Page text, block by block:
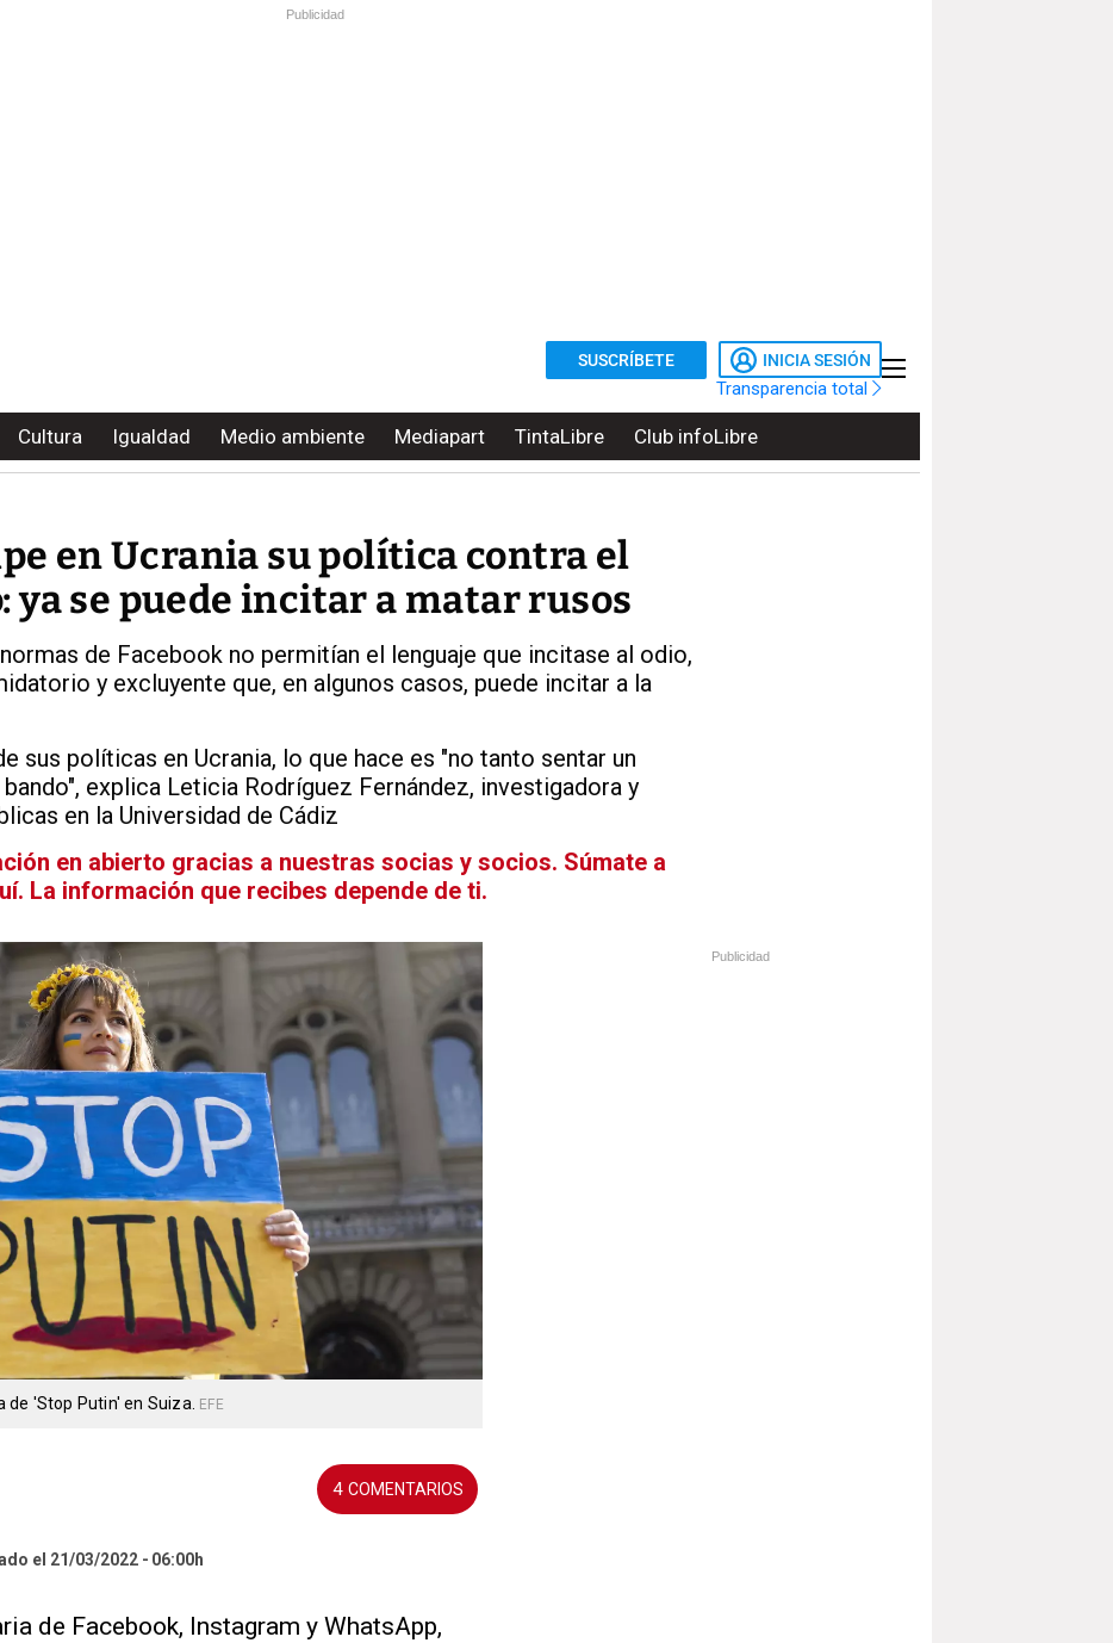
Publicidad
SUSCRÍBETE INICIA SESIÓN
Transparencia total
Cultura Igualdad Medio ambiente Mediapart TintaLibre Club infoLibre
en Ucrania su política contra el
ya se puede incitar a matar rusos
de Facebook no permitían el lenguaje que incitase al odio,
y excluyente que, en algunos casos, puede incitar a la
sus políticas en Ucrania, lo que hace es "no tanto sentar un
explica Leticia Rodríguez Fernández, investigadora y
en la Universidad de Cádiz
en abierto gracias a nuestras socias y socios. Súmate a
La información que recibes depende de ti.
'Stop Putin' en Suiza. EFE
el 21/03/2022 06:00h
4
de Facebook, Instagram y WhatsApp,
Publicidad